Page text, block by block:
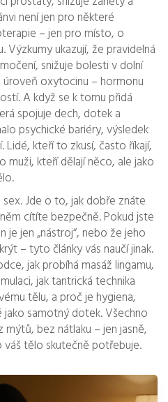
není jen pro některé
– jen pro místo, o
Výzkumy ukazují, že pravidelná
snižuje bolesti v dolní
oxytocinu – hormonu
A když se k tomu přidá
spojuje dech, dotek a
psychické bariéry, výsledek
Lidé, kteří to zkusí, často říkají,
muži, kteří dělají něco, ale jako
Jde o to, jak dobře znáte
cítíte bezpečně. Pokud jste
je jen „nástroj“, nebo že jeho
– tyto články vás naučí jinak.
jak probíhá masáž lingamu,
jak tantrická technika
tělu, a proč je hygiena,
jako samotný dotek. Všechno
bez nátlaku – jen jasně,
váš tělo skutečně potřebuje.